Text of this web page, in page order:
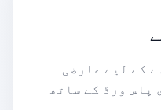
کے لیے عارضی
پاس ورڈ کے ساتھ